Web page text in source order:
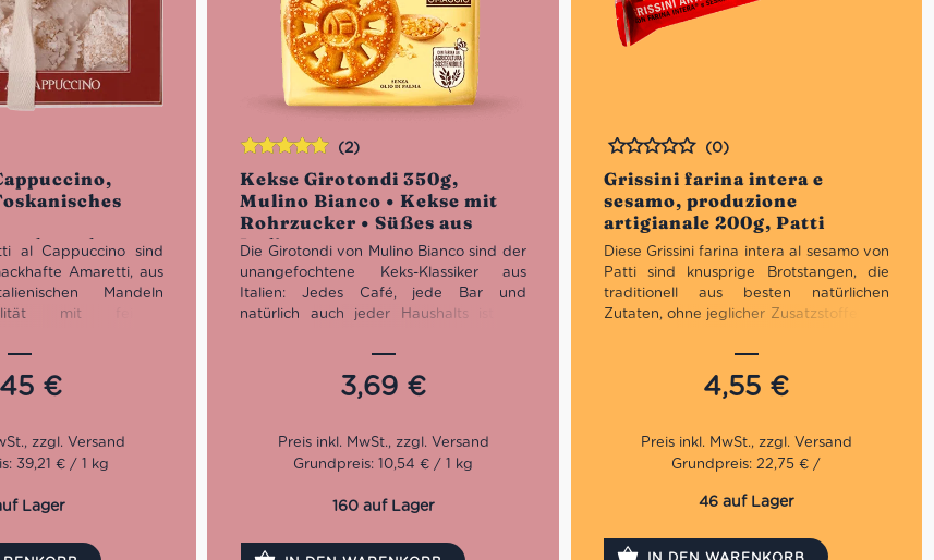
•
al Cappuccino sind
Amaretti, aus
Mandeln
mit feinem
früher von den
in liebevoller
Namen
machte 1948 Jola
sie ihre neueste
wurde zum
€
39,21 € / 1 kg
Lager
Kekse Girotondi 350g,
Mulino Bianco • Kekse mit
Rohrzucker • Süßes aus
Italien
(2)
Die Girotondi von Mulino Bianco sind der
unangefochtene Keks-Klassiker aus
Italien: Jedes Café, jede Bar und
natürlich auch jeder Haushalts ist mit
ist entweder noch ungeöffnet oder
bereits leer. Einen halben Zustand gibt
es nicht, denn diese Kekse werden
durch ihren schokoladig-nussigen
Geschmack und eignen sich ideal zum
kleines Gebäck für zwischendurch.
3,69 €
Bewertet
mit5.00 von
5
Grundpreis: 10,54 € / 1 kg
160 auf Lager
Grissini farina intera e
sesamo, produzione
artigianale 200g, Patti
Bewertet
(0)
Diese Grissini farina intera al sesamo von
Patti sind knusprige Brotstangen, die
traditionell aus besten natürlichen
Zutaten, ohne jeglicher Zusatzstoffe und
Ruhezeiten im Piemont hergstellt
werden. Das besondere an dieser
Variante ist das Varvello-Vollmehl,
hochwertiges Mehl ist. Die Grissini sind
ein wahres Geschmackserlebnis, umhüllt
Ideal zu Vorpeisen
4,55 €
Grundpreis: 22,75 € /
46 auf Lager